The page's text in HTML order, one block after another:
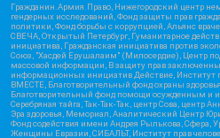
Гражданин.Армия.Право, Нижегородский центр
гендерных исследований, Фонд защиты прав
политики, Фонд борьбы с коррупцией, Альянс
СВЕЧА, Открытый Петербург, Гуманитарное
инициатива, Гражданская инициатива против
Союз, "Хасдей Ерушалаим" (Милосердие), Центр
массовой информации, В защиту прав
информационных инициатив Действие, Институт
ВМЕСТЕ, Благотворительный фонд охраны
Благотворительный фонд помощи осужденным и
Серебряная тайга, Так-Так-Так, центр Сова, центр
Эра здоровья, Мемориал, Аналитический Центр
Фонд содействия имени Андрея Рылькова, Сфера,
Женщины Евразии, СИБАЛЬТ, Институт прав